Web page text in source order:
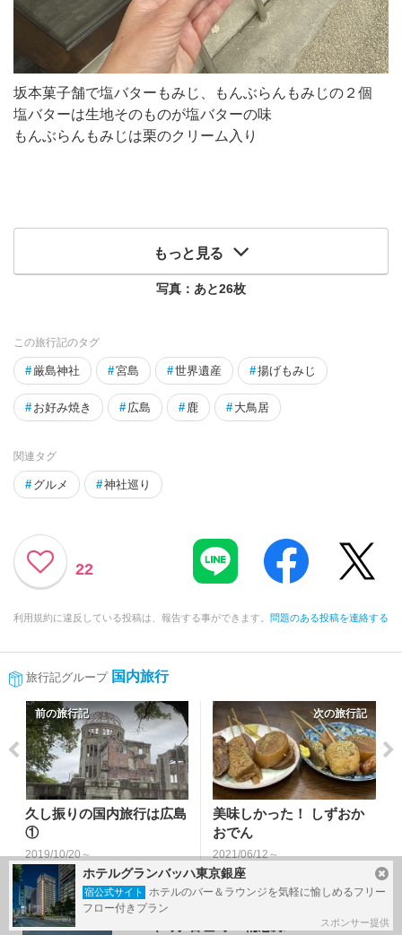
坂本菓子舗で塩バターもみじ、もんぶらんもみじの２個
塩バターは生地そのものが塩バターの味
もんぶらんもみじは栗のクリーム入り
もっと見る
写真：あと26枚
この旅行記のタグ
# 厳島神社 #宮島 #世界遺産 #揚げもみじ
# お好み焼き # 広島 # 鹿 # 大鳥居
関連タグ
# グルメ #神社巡り
22
利用規約に違反している投稿は、報告する事ができます。 問題のある投稿を連絡する
旅行記グループ 国内旅行
前の旅行記
久し振りの国内旅行は広島
①
2019/10/20～
広島市
次の旅行記
美味しかった！ しずおか
おでん
2021/06/12～
静岡市（葵区・駿河区）
ホテルグランバッハ東京銀座
宿公式サイト
ホテルのバー＆ラウンジを気軽に愉しめるフリー
フロー付きプラン
スポンサー提供